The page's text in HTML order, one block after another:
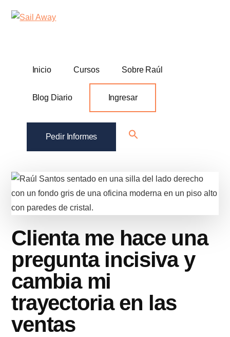
Additional
menu
Sail
Academia
Inicio
Cursos Sobre Raúl
Blog Diario Ingresar
Pedir Informes
Search
Clienta me hace una
pregunta incisiva y
cambia mi
trayectoria en las
ventas